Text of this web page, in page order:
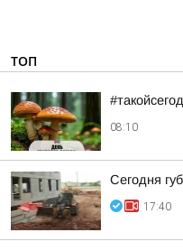
ТОП
08:10
Сегодня
17:40